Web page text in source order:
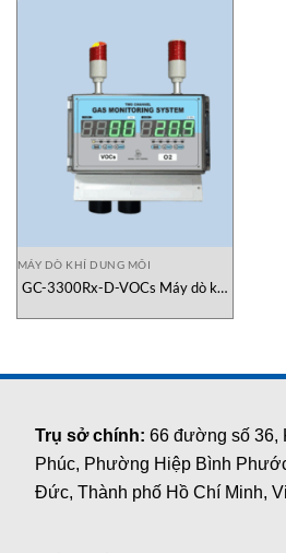
MÁY DÒ KHÍ DUNG MÔI
GC-3300Rx-D-VOCs Máy dò khí
Electronics
Trụ sở chính:66 đường số 36,
Phúc, Phường Hiệp Bình
Đức, Thành phố Hồ Chí Minh,